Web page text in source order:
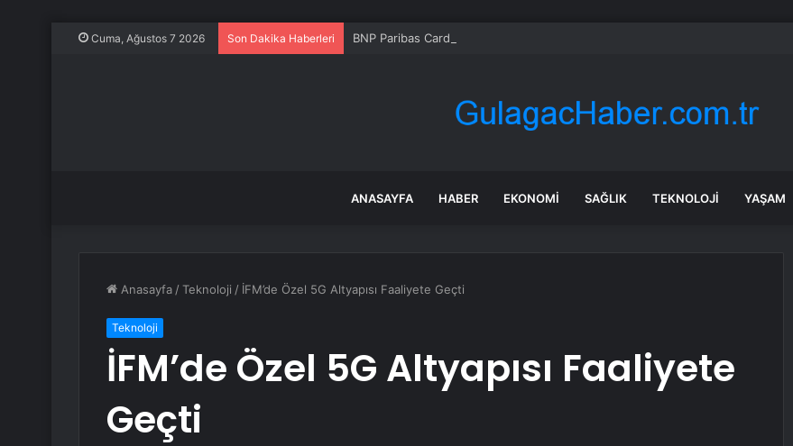
Cuma, Ağustos 7 2026 Son Dakika Haberleri BNP Paribas Cardif Türkiye’nin İç Denetim Direktörü Mustafa Güneş oldu
ANASAYFA HABER EKONOMI SAĞLIK TEKNOLOJI YAŞAM
Anasayfa /Teknoloji / İFM’de Özel 5G Altyapısı Faaliyete Geçti
Teknoloji
İFM’de Özel 5G Altyapısı Faaliyete
Geçti